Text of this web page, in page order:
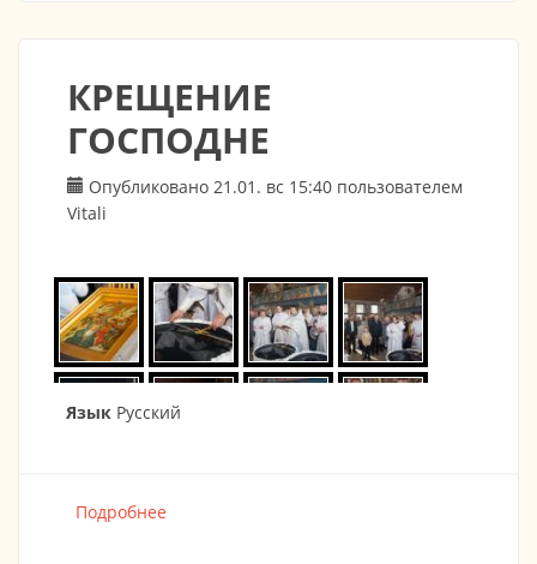
КРЕЩЕНИЕ
ГОСПОДНЕ
Опубликовано 21.01. вс 15:40 пользователем
Vitali
Язык Русский
Подробнее